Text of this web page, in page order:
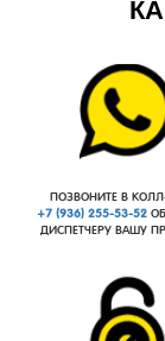
ПОЗВОНИТЕ В
+7 (936) 255-53-52
ДИСПЕТЧЕРУ ВАШУ